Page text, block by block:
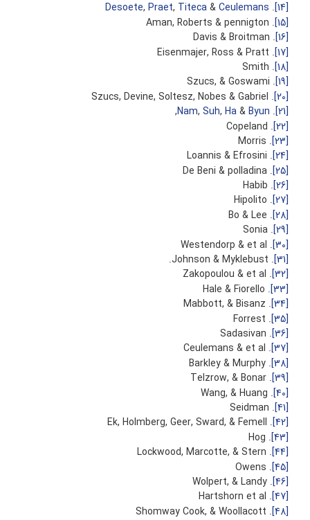
[14]
.
Desoete, Praet, Titeca&Ceulemans
[15]
. Aman, Roberts & pennigton
[16]
. Davis & Broitman
[17]
. Eisenmajer, Ross & Pratt
[18]
. Smith
[19]
. Szucs, & Goswami
[20]
. Szucs, Devine, Soltesz, Nobes & Gabriel
[21]
.
Nam, Suh, Ha&Byun
,
[22]
. Copeland
[23]
. Morris
[24]
. Loannis & Efrosini
[25]
. De Beni & polladina
[26]
. Habib
[27]
. Hipolito
[28]
. Bo & Lee
[29]
. Sonia
[30]
. Westendorp & et al
[31]
. Johnson & Myklebust.
[32]
. Zakopoulou & et al
[33]
. Hale & Fiorello
[34]
. Mabbott, & Bisanz
[35]
. Forrest
[36]
. Sadasivan
[37]
. Ceulemans & et al
[38]
. Barkley & Murphy
[39]
. Telzrow, & Bonar
[40]
. Wang, & Huang
[41]
. Seidman
[42]
. Ek, Holmberg, Geer, Sward, & Femell
[43]
. Hog
[44]
. Lockwood, Marcotte, & Stern
[45]
. Owens
[46]
. Wolpert, & Landy
[47]
. Hartshorn et al
[48]
. Shomway Cook, & Woollacott